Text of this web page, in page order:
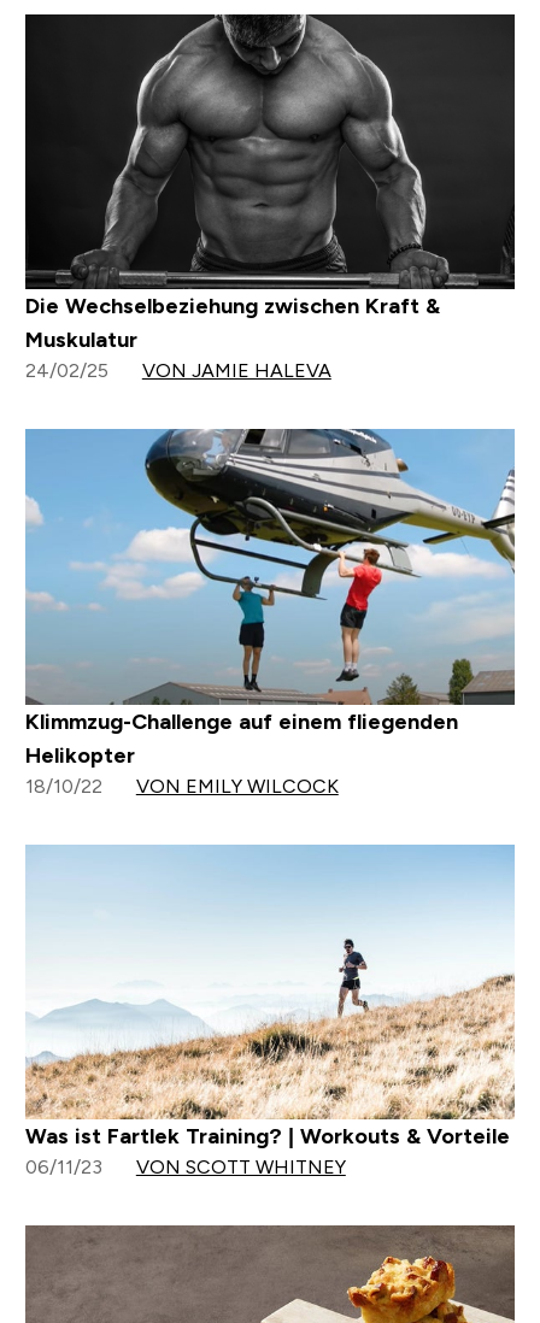
Die Wechselbeziehung zwischen Kraft &
Muskulatur
24/02/25 VON JAMIE HALEVA
Klimmzug-Challenge auf einem fliegenden
Helikopter
18/10/22 VON EMILY WILCOCK
Was ist Fartlek Training? | Workouts & Vorteile
06/11/23 VON SCOTT WHITNEY